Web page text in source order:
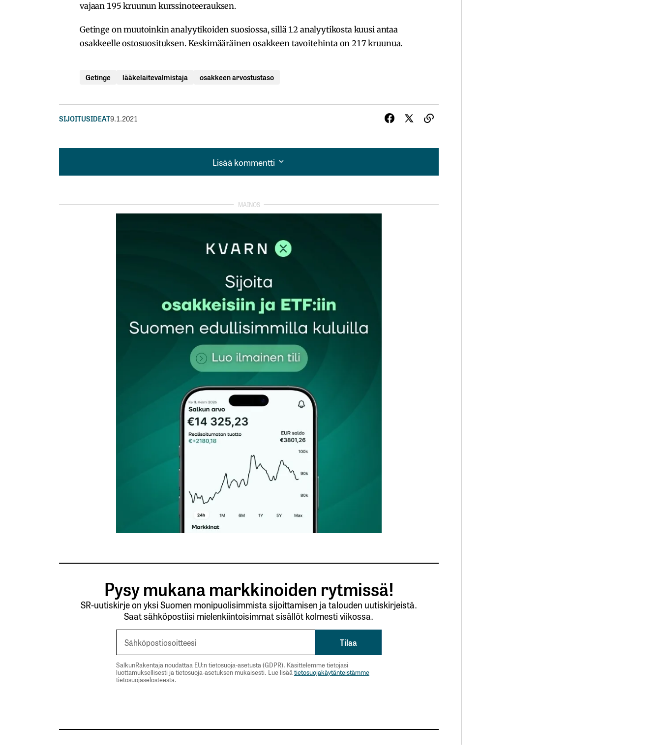
vajaan 195 kruunun kurssinoteerauksen.
Getinge on muutoinkin analyytikoiden suosiossa, sillä 12 analyytikosta kuusi antaa
osakkeelle ostosuosituksen. Keskimääräinen osakkeen tavoitehinta on 217 kruunua.
Getinge lääkelaitevalmistaja osakkeen arvostustaso
SIJOITUSIDEAT9.1.2021
Lisää kommentti
Lisää kommentti
Sähköpostiosoitteesi
Tilaa SalkunRakentajan uutiskirje
Pysy mukana markkinoiden rytmissä!
SR-uutiskirje on yksi Suomen monipuolisimmista sijoittamisen ja talouden uutiskirjeistä.
Saat sähköpostiisi mielenkiintoisimmat sisällöt kolmesti viikossa.
SalkunRakentaja noudattaa EU:n tietosuoja-asetusta (GDPR). Käsittelemme tietojasi
luottamuksellisesti ja tietosuoja-asetuksen mukaisesti. Lue lisäätietosuojakäytänteistämme
tietosuojaselosteesta.